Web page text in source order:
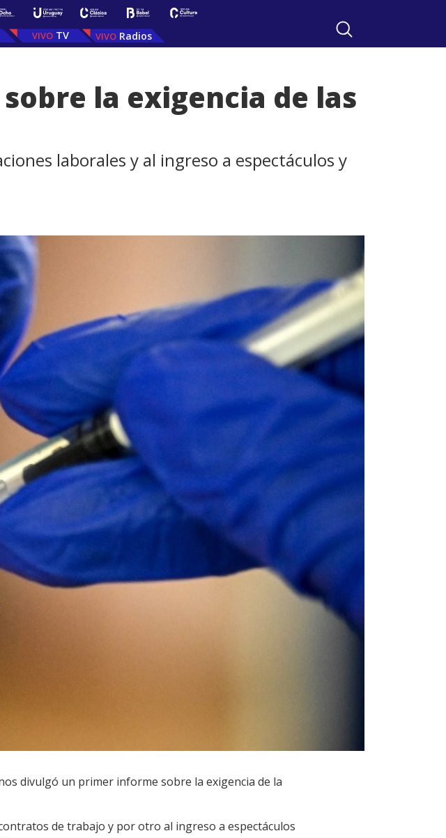
TV Radios
la exigencia de las
laborales y al ingreso a espectáculos y
divulgó un primer informe sobre la exigencia de la
de trabajo y por otro al ingreso a espectáculos